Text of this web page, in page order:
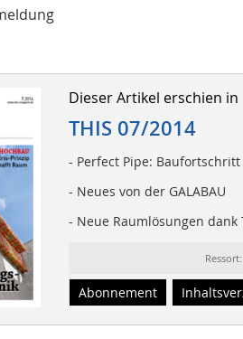
Dieser Artikel erschien in
THIS 07/2014
- Perfect Pipe:
- Neues von der GALABAU
- Neue Raumlösungen dank
Abonnement